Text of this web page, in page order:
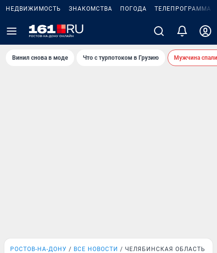
НЕДВИЖИМОСТЬ ЗНАКОМСТВА ПОГОДА ТЕЛЕПРОГРАММА
Винил снова в моде Что с турпотоком в Грузию Мужчина
РОСТОВ-НА-ДОНУ ВСЕ НОВОСТИ ЧЕЛЯБИНСКАЯ ОБЛАСТЬ